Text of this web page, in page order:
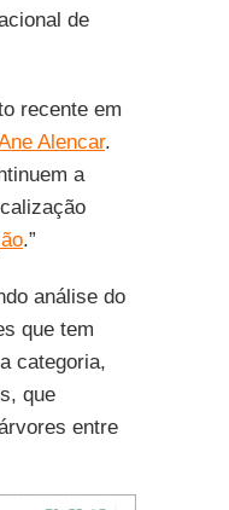
de
recente em
Alencar.
a
.”
análise do
que tem
categoria,
que
entre